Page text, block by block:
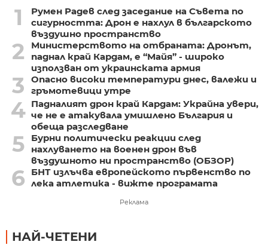
1
Румен Радев след заседание на Съвета по
сигурността: Дрон е нахлул в българското
въздушно пространство
2
Министерството на отбраната: Дронът,
паднал край Кардам, е “Майя” - широко
използван от украинската армия
3
Опасно високи температури днес, валежи и
гръмотевици утре
4 Падналият дрон край Кардам: Украйна увери,
че не е атакувала умишлено България и
обеща разследване
5
Бурни политически реакции след
нахлуването на военен дрон във
въздушното ни пространство (ОБЗОР)
6
БНТ излъчва европейското първенство по
лека атлетика - вижте програмата
Реклама
НАЙ-ЧЕТЕНИ